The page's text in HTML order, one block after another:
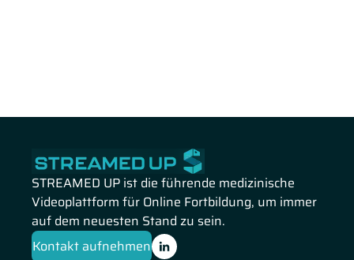
STREAMED UP ist die führende medizinische
Videoplattform für Online Fortbildung, um immer
auf dem neuesten Stand zu sein.
Kontakt aufnehmen